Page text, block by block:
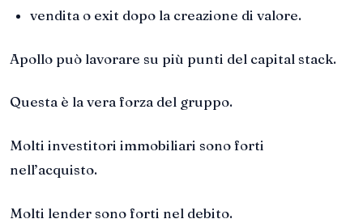
vendita o exit dopo la creazione di valore.
Apollo può lavorare su più punti del capital stack.
Questa è la vera forza del gruppo.
Molti investitori immobiliari sono forti
nell’acquisto.
Molti lender sono forti nel debito.